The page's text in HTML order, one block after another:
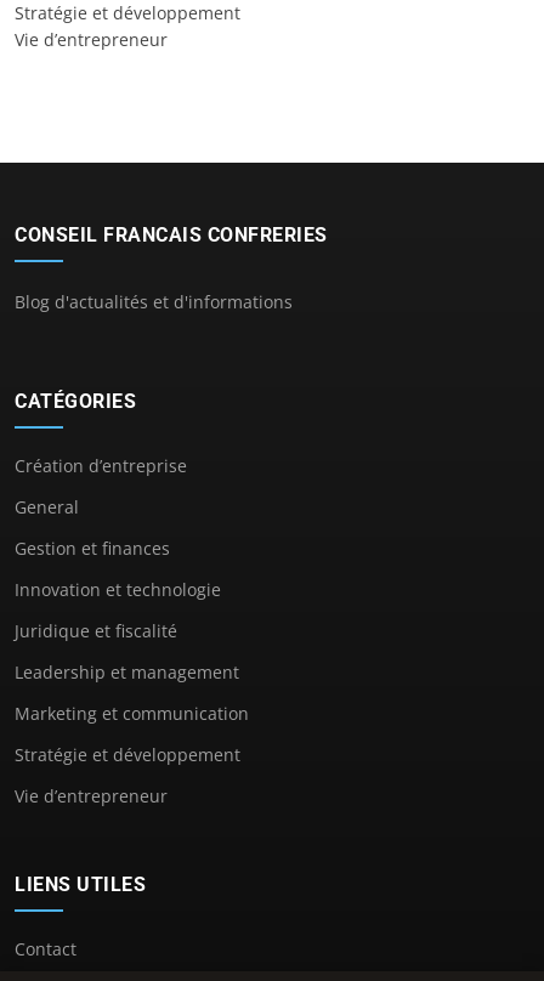
Stratégie et développement
Vie d’entrepreneur
CONSEIL FRANCAIS CONFRERIES
Blog d'actualités et d'informations
CATÉGORIES
Création d’entreprise
General
Gestion et finances
Innovation et technologie
Juridique et fiscalité
Leadership et management
Marketing et communication
Stratégie et développement
Vie d’entrepreneur
LIENS UTILES
Contact